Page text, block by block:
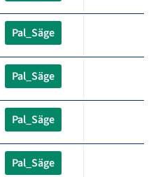
Pal_Säge
Pal_Säge
Pal_Säge
Pal_Säge